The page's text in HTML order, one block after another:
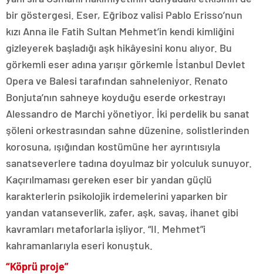
bir göstergesi. Eser, Eğriboz valisi Pablo Erisso’nun
kızı Anna ile Fatih Sultan Mehmet’in kendi kimliğini
gizleyerek başladığı aşk hikâyesini konu alıyor. Bu
görkemli eser adına yarışır görkemle İstanbul Devlet
Opera ve Balesi tarafından sahneleniyor. Renato
Bonjuta’nın sahneye koyduğu eserde orkestrayı
Alessandro de Marchi yönetiyor. İki perdelik bu sanat
şöleni orkestrasından sahne düzenine, solistlerinden
korosuna, ışığından kostümüne her ayrıntısıyla
sanatseverlere tadına doyulmaz bir yolculuk sunuyor.
Kaçırılmaması gereken eser bir yandan güçlü
karakterlerin psikolojik irdemelerini yaparken bir
yandan vatanseverlik, zafer, aşk, savaş, ihanet gibi
kavramları metaforlarla işliyor. “II. Mehmet”i
kahramanlarıyla eseri konuştuk.
“Köprü proje”